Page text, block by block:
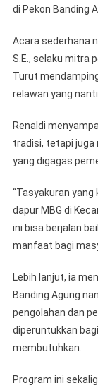
di Pekon Banding
Acara sederhana
S.E., selaku mitra
Turut
relawan yang
Renaldi
tradisi, tetapi juga
yang digagas
“Tasyakuran
dapur MBG di
ini bisa berjalan
manfaat bagi
Lebih lanjut, ia
Banding Agung
pengolahan dan
diperuntukkan
membutuhkan.
Program ini